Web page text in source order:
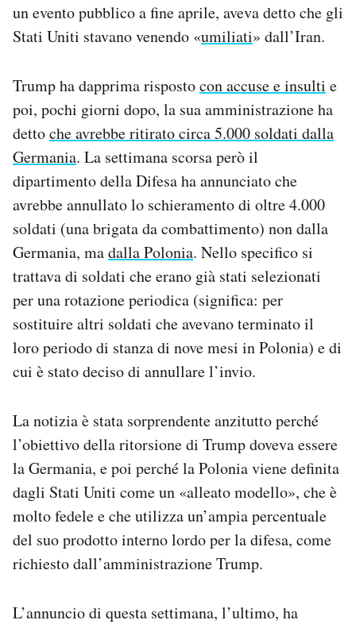
un evento pubblico a fine aprile, aveva detto che gli
Stati Uniti stavano venendo «umiliati» dall’Iran.
Trump ha dapprima rispostocon accuse e insulti e
poi, pochi giorni dopo, la sua amministrazione ha
dettoche avrebbe ritirato circa 5.000 soldati dalla
Germania. La settimana scorsa però il
dipartimento della Difesa ha annunciato che
avrebbe annullato lo schieramento di oltre 4.000
soldati (una brigata da combattimento) non dalla
Germania, madalla Polonia. Nello specifico si
trattava di soldati che erano già stati selezionati
per una rotazione periodica (significa: per
sostituire altri soldati che avevano terminato il
loro periodo di stanza di nove mesi in Polonia) e di
cui è stato deciso di annullare l’invio.
La notizia è stata sorprendente anzitutto perché
l’obiettivo della ritorsione di Trump doveva essere
la Germania, e poi perché la Polonia viene definita
dagli Stati Uniti come un «alleato modello», che è
molto fedele e che utilizza un’ampia percentuale
del suo prodotto interno lordo per la difesa, come
richiesto dall’amministrazione Trump.
L’annuncio di questa settimana, l’ultimo, ha